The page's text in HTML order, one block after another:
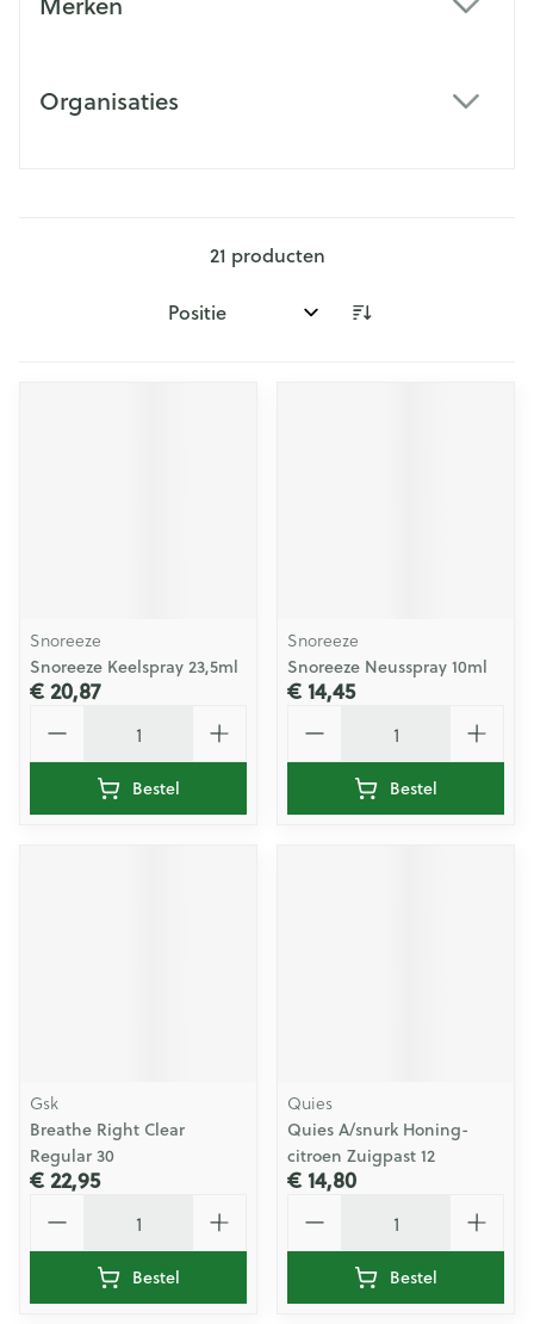
Organisaties
21 producten
Sorteer op:
Snoreeze
Snoreeze Keelspray 23,5ml
€ 20,87
Bestel
Snoreeze
Snoreeze Neusspray 10ml
€ 14,45
Bestel
Gsk
Breathe Right Clear
Regular 30
€ 22,95
Bestel
Quies
Quies A/snurk Honing-
citroen Zuigpast 12
€ 14,80
Bestel